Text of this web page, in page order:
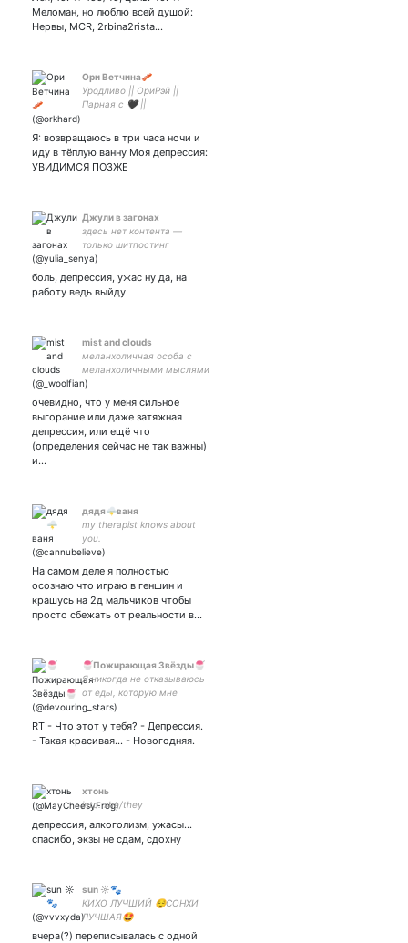
Меломан, но люблю всей душой:
Нервы, MCR, 2rbina2rista…
Ори Ветчина🥓
Уродливо || ОриРэй ||
Парная с 🖤 ||
Я: возвращаюсь в три часа ночи и
иду в тёплую ванну Моя депрессия:
УВИДИМСЯ ПОЗЖЕ
Джули в загонах
здесь нет контента —
только шитпостинг
мультифандомная
#фотодж
боль, депрессия, ужас ну да, на
работу ведь выйду
mist and clouds
меланхоличная особа с
меланхоличными мыслями
~ моя лавина чувств к
очевидно, что у меня сильное
выгорание или даже затяжная
депрессия, или ещё что
(определения сейчас не так важны)
и…
дядя🌩ваня
my therapist knows about
you.
На самом деле я полностью
осознаю что играю в геншин и
крашусь на 2д мальчиков чтобы
просто сбежать от реальности в…
🍧Пожирающая Звёзды🍧
Я никогда не отказываюсь
от еды, которую мне
предлагают, таков мой
🍯🍮🍭🍧
RT - Что этот у тебя? - Депрессия.
- Такая красивая... - Новогодняя.
хтонь
intp. she/they
депрессия, алкоголизм, ужасы...
спасибо, экзы не сдам, сдохну
sun ☼🐾
КИХО ЛУЧШИЙ 😌СОНХИ
ЛУЧШАЯ🤩
вчера(?) переписывалась с одной